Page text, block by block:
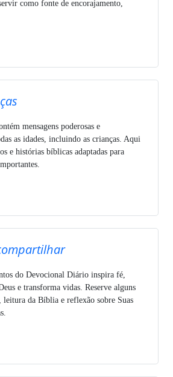
como fonte de encorajamento,
mensagens poderosas e
as idades, incluindo as crianças. Aqui
e histórias bíblicas adaptadas para
do Devocional Diário inspira fé,
e transforma vidas. Reserve alguns
leitura da Bíblia e reflexão sobre Suas